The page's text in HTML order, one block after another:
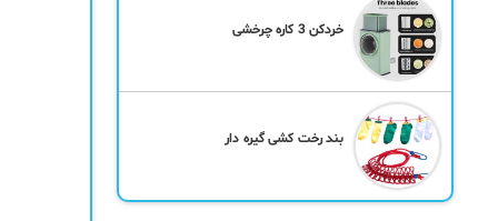
خردکن 3 کاره چرخشی
بند رخت کشی گیره دار